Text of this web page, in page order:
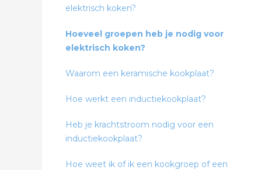
elektrisch koken?
Hoeveel groepen heb je nodig voor
elektrisch koken?
Waarom een keramische kookplaat?
Hoe werkt een inductiekookplaat?
Heb je krachtstroom nodig voor een
inductiekookplaat?
Hoe weet ik of ik een kookgroep of een